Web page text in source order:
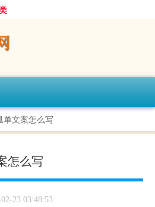
单文案怎么写
怎么写
23 03:48:53